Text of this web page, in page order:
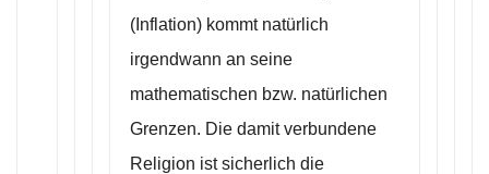
(Inflation) kommt natürlich
irgendwann an seine
mathematischen bzw. natürlichen
Grenzen. Die damit verbundene
Religion ist sicherlich die